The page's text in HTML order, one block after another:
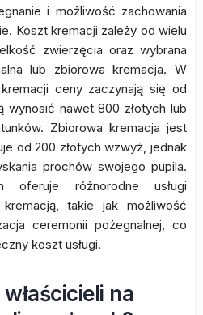
i możliwość zachowania
Koszt kremacji zależy od wielu
zwierzęcia oraz wybrana
lub zbiorowa kremacja. W
ceny zaczynają się od
wynosić nawet 800 złotych lub
Zbiorowa kremacja jest
od 200 złotych wzwyż, jednak
prochów swojego pupila.
oferuje różnorodne usługi
takie jak możliwość
ceremonii pożegnalnej, co
koszt usługi.
na